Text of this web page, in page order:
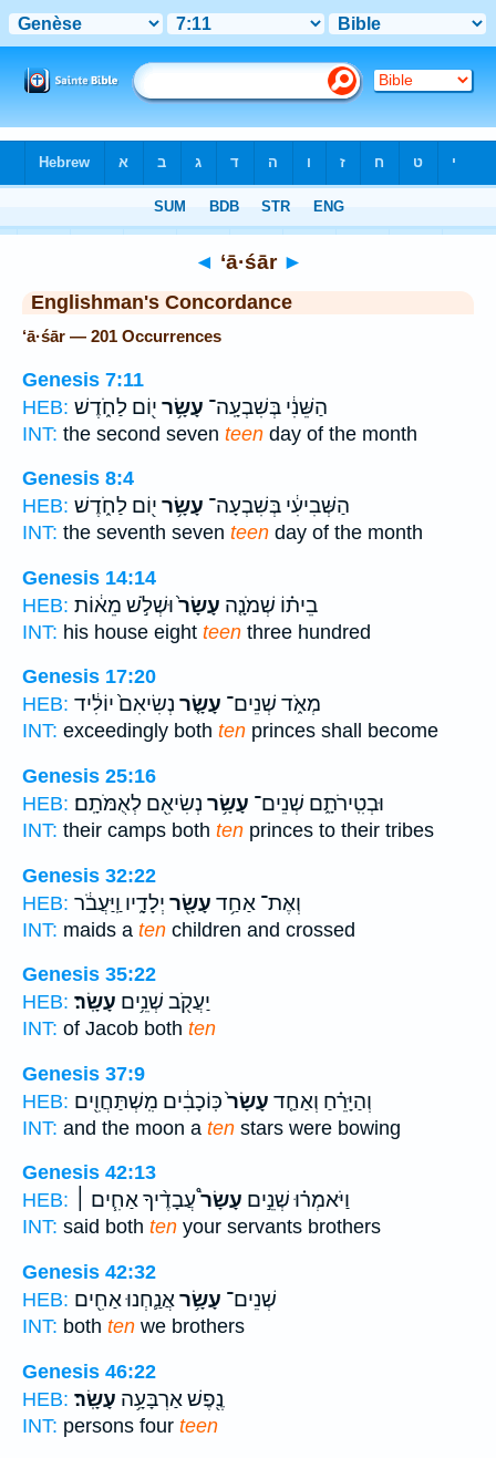
◄ ‘ā·śār ►
Englishman's Concordance
‘ā·śār — 201 Occurrences
Genesis 7:11
HEB:
הַשֵּׁנִ֔י בְּשִׁבְעָֽה־ עָשָׂ֥ר י֖וֹם לַחֹ֑דֶשׁ
INT: the second seven teen day of the month
Genesis 8:4
HEB:
הַשְּׁבִיעִ֔י בְּשִׁבְעָה־ עָשָׂ֥ר י֖וֹם לַחֹ֑דֶשׁ
INT: the seventh seven teen day of the month
Genesis 14:14
HEB:
בֵית֗וֹ שְׁמֹנָ֤ה עָשָׂר֙וּשְׁלֹ֣שׁ מֵא֔וֹת
INT: his house eight teen three hundred
Genesis 17:20
HEB:
מְאֹ֑ד שְׁנֵים־ עָשָׂ֤ר נְשִׂיאִם֙ יוֹלִ֔יד
INT: exceedingly both ten princes shall become
Genesis 25:16
HEB:
וּבְטִֽירֹתָ֑ם שְׁנֵים־ עָשָׂ֥ר נְשִׂיאִ֖ם לְאֻמֹּתָֽם׃
INT: their camps both ten princes to their tribes
Genesis 32:22
HEB:
וְאֶת־ אַחַ֥ד עָשָׂ֖ר יְלָדָ֑יו וַֽיַּעֲבֹ֔ר
INT: maids a ten children and crossed
Genesis 35:22
HEB:
יַעֲקֹ֖ב שְׁנֵ֥ים עָשָֽׂר׃
INT: of Jacob both ten
Genesis 37:9
HEB:
וְהַיָּרֵ֗חַ וְאַחַ֤ד עָשָׂר֙כּֽוֹכָבִ֔ים מִֽשְׁתַּחֲוִ֖ים
INT: and the moon a ten stars were bowing
Genesis 42:13
HEB:
וַיֹּאמְר֗וּ שְׁנֵ֣ים עָשָׂר֩עֲבָדֶ֨יךָ אַחִ֧ים ׀
INT: said both ten your servants brothers
Genesis 42:32
HEB:
שְׁנֵים־ עָשָׂ֥ראֲנַ֛חְנוּ אַחִ֖ים
INT: both ten we brothers
Genesis 46:22
HEB:
נֶ֖פֶשׁ אַרְבָּעָ֥ה עָשָֽׂר׃
INT: persons four teen